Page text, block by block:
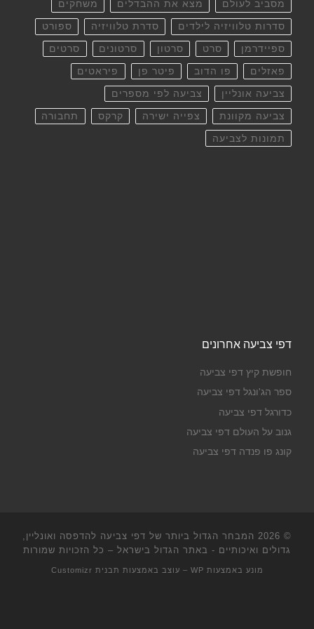
מסביב לעולם מצא את ההבדלים משחקים
סדרות טלוויזיה לילדים סדרת טלוויזיה ספורט
ספיידרמן סרט סרטון סרטונים סרטים
פאזלים פו הדוב פיטר פן פיראטים
צביעה אונליין צביעה לפי מספרים
צביעה מקוונת צפייה ישירה קרקס תחבורה
תמונות לצביעה
דפי צביעה אחרונים
חופשת קיץ דפי צביעה
ספר הג'ונגל דפי צביעה
כדורגל דפי צביעה
גנוב על העולם דפי צביעה
קונג פו פנדה דפי צביעה
© 2026
המבחר הגדול ביותר של דפי צביעה להדפסה ואונליין,
גדולים ואיכותיים - באתר הגדול בישראל – כל הזכויות שמורות
מונע באמצעות WP – עוצב באמצעות תבנית Customizr